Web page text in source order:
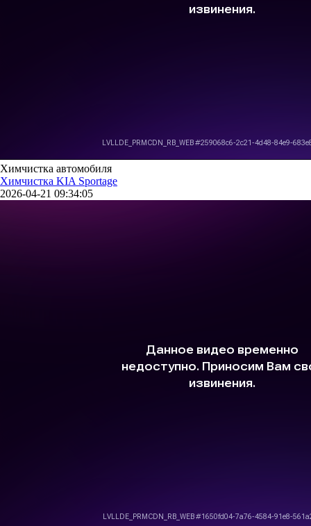
Химчистка автомобиля
Химчистка KIA Sportage
2026-04-21 09:34:05